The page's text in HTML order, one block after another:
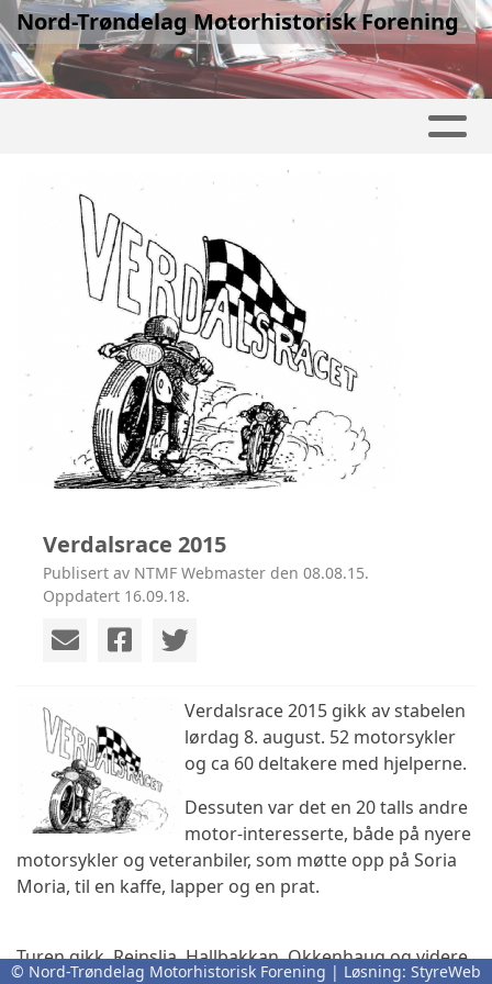
Nord-Trøndelag Motorhistorisk Forening
Verdalsrace 2015
Publisert av NTMF Webmaster den 08.08.15.
Oppdatert 16.09.18.
Verdalsrace 2015 gikk av stabelen
lørdag 8. august. 52 motorsykler
og ca 60 deltakere med hjelperne.
Dessuten var det en 20 talls andre
motor-interesserte, både på nyere
motorsykler og veteranbiler, som møtte opp på Soria
Moria, til en kaffe, lapper og en prat.
Turen gikk, Reinslia, Hallbakkan, Okkenhaug og videre
© Nord-Trøndelag Motorhistorisk Forening | Løsning: StyreWeb